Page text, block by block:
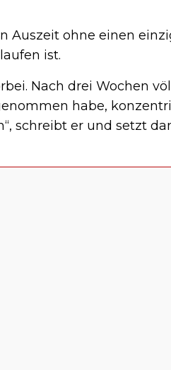
Auszeit ohne einen
ist.
Nach drei Wochen
habe,
schreibt er und setzt